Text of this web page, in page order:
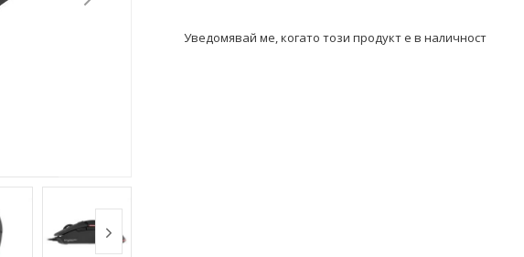
Уведомявай ме, когато този продукт е в наличност